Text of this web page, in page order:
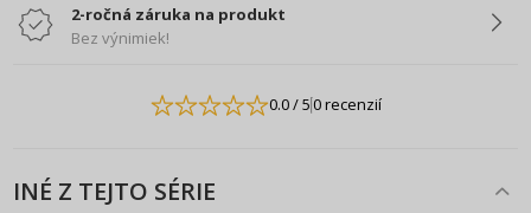
2-ročná záruka na produkt
Bez výnimiek!
0.0/ 50 recenzií
INÉ Z TEJTO SÉRIE